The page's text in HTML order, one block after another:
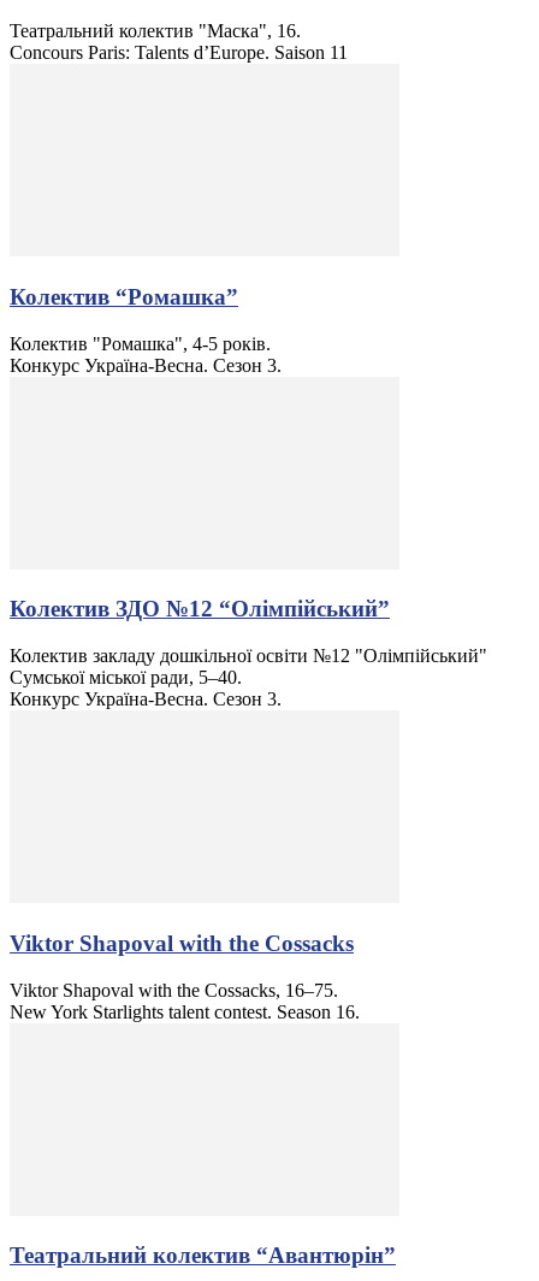
Театральний колектив "Маска", 16.
Concours Paris: Talents d’Europe. Saison 11
Колектив “Ромашка”
Колектив "Ромашка", 4-5 років.
Конкурс Україна-Весна. Сезон 3.
Колектив ЗДО №12 “Олімпійський”
Колектив закладу дошкільної освіти №12 "Олімпійський"
Сумської міської ради, 5–40.
Конкурс Україна-Весна. Сезон 3.
Viktor Shapoval with the Cossacks
Viktor Shapoval with the Cossacks, 16–75.
New York Starlights talent contest. Season 16.
Театральний колектив “Авантюрін”